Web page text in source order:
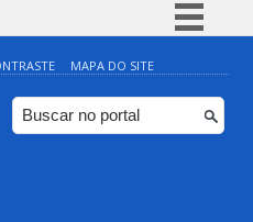
Simplifique!
Comunica BR
Participe
MAPA DO SITE